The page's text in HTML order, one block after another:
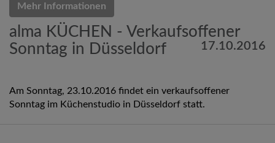
Mehr Informationen
alma KÜCHEN - Verkaufsoffener
Sonntag in Düsseldorf
17.10.2016
Am Sonntag, 23.10.2016 findet ein verkaufsoffener
Sonntag im Küchenstudio in Düsseldorf statt.